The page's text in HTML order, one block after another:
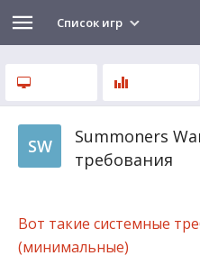
Список игр
SW
Summoners
требования
Вот такие системные
(минимальные)